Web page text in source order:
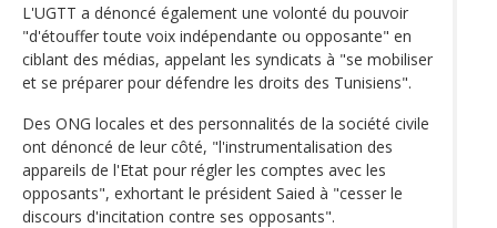
L'UGTT a dénoncé également une volonté du pouvoir
"d'étouffer toute voix indépendante ou opposante" en
ciblant des médias, appelant les syndicats à "se mobiliser
et se préparer pour défendre les droits des Tunisiens".
Des ONG locales et des personnalités de la société civile
ont dénoncé de leur côté, "l'instrumentalisation des
appareils de l'Etat pour régler les comptes avec les
opposants", exhortant le président Saied à "cesser le
discours d'incitation contre ses opposants".